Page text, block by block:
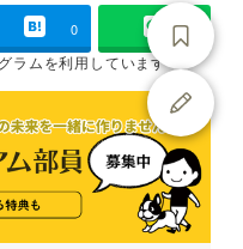
0
ラムを利用しています